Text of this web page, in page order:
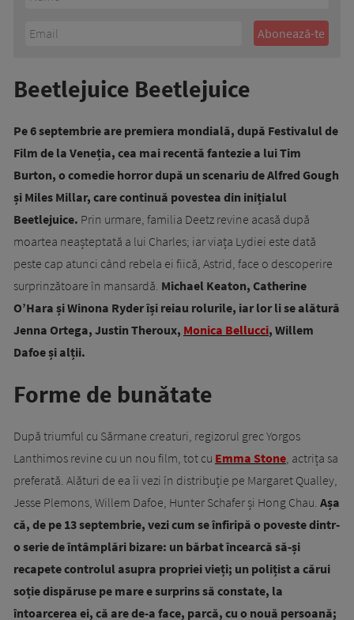
Beetlejuice Beetlejuice
Pe 6 septembrie are premiera mondială, după Festivalul de
Film de la Veneția, cea mai recentă fantezie a lui Tim
Burton, o comedie horror după un scenariu de Alfred Gough
și Miles Millar, care continuă povestea din inițialul
Beetlejuice. Prin urmare, familia Deetz revine acasă după
moartea neașteptată a lui Charles; iar viața Lydiei este dată
peste cap atunci când rebela ei fiică, Astrid, face o descoperire
surprinzătoare în mansardă. Michael Keaton, Catherine
O’Hara și Winona Ryder își reiau rolurile, iar lor li se alătură
Jenna Ortega, Justin Theroux, Monica Bellucci, Willem
Dafoe și alții.
Forme de bunătate
După triumful cu Sărmane creaturi, regizorul grec Yorgos
Lanthimos revine cu un nou film, tot cu Emma Stone, actrița sa
preferată. Alături de ea îi vezi în distribuție pe Margaret Qualley,
Jesse Plemons, Willem Dafoe, Hunter Schafer și Hong Chau. Așa
că, de pe 13 septembrie, vezi cum se înfiripă o poveste dintr-
o serie de întâmplări bizare: un bărbat încearcă să-și
recapete controlul asupra propriei vieți; un polițist a cărui
soție dispăruse pe mare e surprins să constate, la
întoarcerea ei, că are de-a face, parcă, cu o nouă persoană;